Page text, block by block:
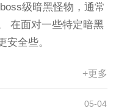
级暗黑怪物，通常
在面对一些特定暗黑
全些。
+更多
05-04